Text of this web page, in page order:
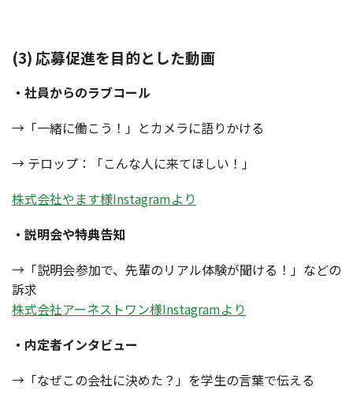
(3) 応募促進を目的とした動画
・社員からのラブコール
→「一緒に働こう！」とカメラに語りかける
→ テロップ：「こんな人に来てほしい！」
株式会社やます様Instagramより
・説明会や特典告知
→「説明会参加で、先輩のリアル体験が聞ける！」などの
訴求
株式会社アーネストワン様Instagramより
・内定者インタビュー
→「なぜこの会社に決めた？」を学生の言葉で伝える